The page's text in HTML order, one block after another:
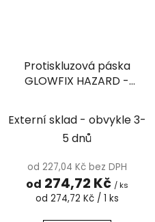
Protiskluzová páska
GLOWFIX HAZARD -
Externí sklad - obvykle 3-
5 dnů
od 227,04 Kč bez DPH
od 274,72 Kč / ks
Měrná
od 274,72 Kč / 1 ks